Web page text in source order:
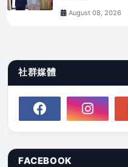
August 08, 2026
社群媒體
FACEBOOK